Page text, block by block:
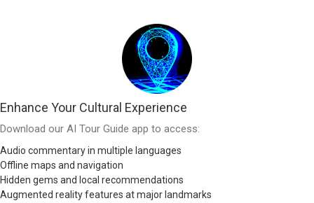
Enhance Your Cultural Experience
Download our AI Tour Guide app to access:
Audio commentary in multiple languages
Offline maps and navigation
Hidden gems and local recommendations
Augmented reality features at major landmarks